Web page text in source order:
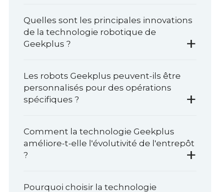
Quelles sont les principales innovations
de la technologie robotique de
Geekplus ?
+
Les robots Geekplus peuvent-ils être
personnalisés pour des opérations
spécifiques ?
+
Comment la technologie Geekplus
améliore-t-elle l'évolutivité de l'entrepôt
?
+
Pourquoi choisir la technologie